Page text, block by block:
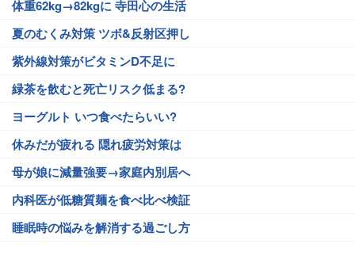
体重62kg→82kgに 寺田心の生活
夏のむくみ対策 ツボ&反射区押し
紫外線対策がビタミンD不足に
緑茶を飲むと死亡リスク低まる?
ヨーグルト いつ食べたらいい?
休みだが疲れる 隠れ疲労対策は
母が娘に減量強要→家庭内別居へ
内科医が低糖質麺を食べ比べ検証
睡眠時の悩みを解消する過ごし方